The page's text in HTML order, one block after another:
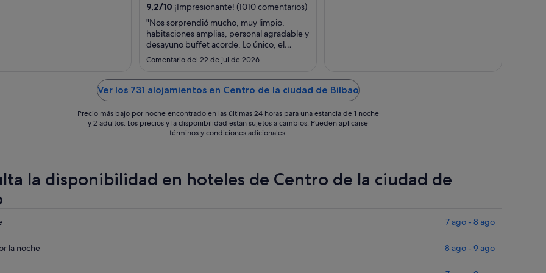
del
sept
al
9,2/10 ¡Impresionante! (1010 comentarios)
"Nos sorprendió mucho, muy limpio,
habitaciones amplias, personal agradable y
desayuno buffet acorde. Lo único, el
parking caro."
Comentario del 22 de jul de 2026
Ver los 731 alojamientos en Centro de la ciudad de Bilbao
Precio más bajo por noche encontrado en las últimas 24 horas para una estancia de 1 noche
y 2 adultos. Los precios y la disponibilidad están sujetos a cambios. Pueden aplicarse
términos y condiciones adicionales.
la disponibilidad en hoteles de Centro de la ciudad de
7 ago - 8 ago
la noche 8 ago - 9 ago